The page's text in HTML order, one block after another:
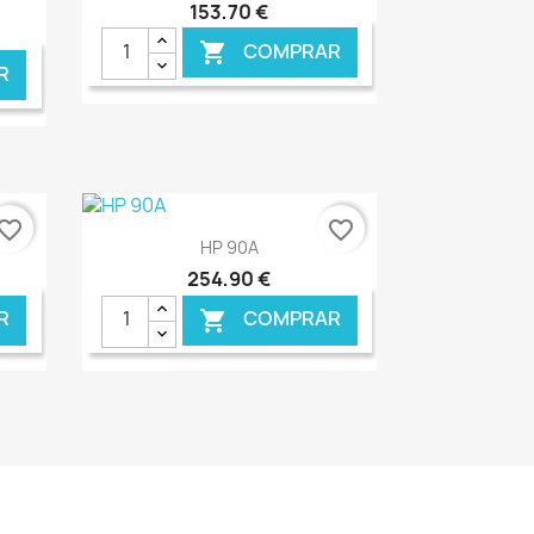
153,70 €
 COMPRAR
Ver+
HP 90A
254,90 €
 COMPRAR
favorite_border